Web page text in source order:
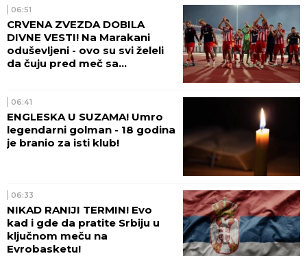
06:51
CRVENA ZVEZDA DOBILA
DIVNE VESTI! Na Marakani
oduševljeni - ovo su svi želeli
da čuju pred meč sa
06:41
ENGLESKA U SUZAMA! Umro
legendarni golman - 18 godina
je branio za isti klub!
06:33
NIKAD RANIJI TERMIN! Evo
kad i gde da pratite Srbiju u
ključnom meču na
Evrobasketu!